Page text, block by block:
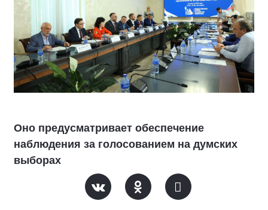
Оно предусматривает обеспечение
наблюдения за голосованием на думских
выборах